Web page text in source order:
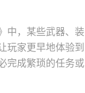
中，某些武器、装
玩家更早地体验到
完成繁琐的任务或